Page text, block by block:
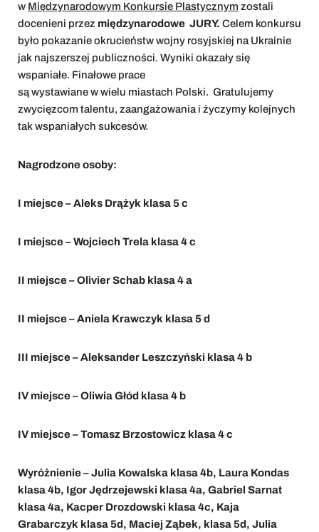
w Międzynarodowym Konkursie Plastycznym zostali
docenieni przez międzynarodowe JURY. Celem konkursu
było pokazanie okrucieństw wojny rosyjskiej na Ukrainie
jak najszerszej publiczności. Wyniki okazały się
wspaniałe. Finałowe prace
są wystawiane w wielu miastach Polski. Gratulujemy
zwycięzcom talentu, zaangażowania i życzymy kolejnych
tak wspaniałych sukcesów.
Nagrodzone osoby:
I miejsce – Aleks Drążyk klasa 5 c
I miejsce – Wojciech Trela klasa 4 c
II miejsce – Olivier Schab klasa 4 a
II miejsce – Aniela Krawczyk klasa 5 d
III miejsce – Aleksander Leszczyński klasa 4 b
IV miejsce – Oliwia Głód klasa 4 b
IV miejsce – Tomasz Brzostowicz klasa 4 c
Wyróżnienie – Julia Kowalska klasa 4b, Laura Kondas
klasa 4b, Igor Jędrzejewski klasa 4a, Gabriel Sarnat
klasa 4a, Kacper Drozdowski klasa 4c, Kaja
Grabarczyk klasa 5d, Maciej Ząbek, klasa 5d, Julia